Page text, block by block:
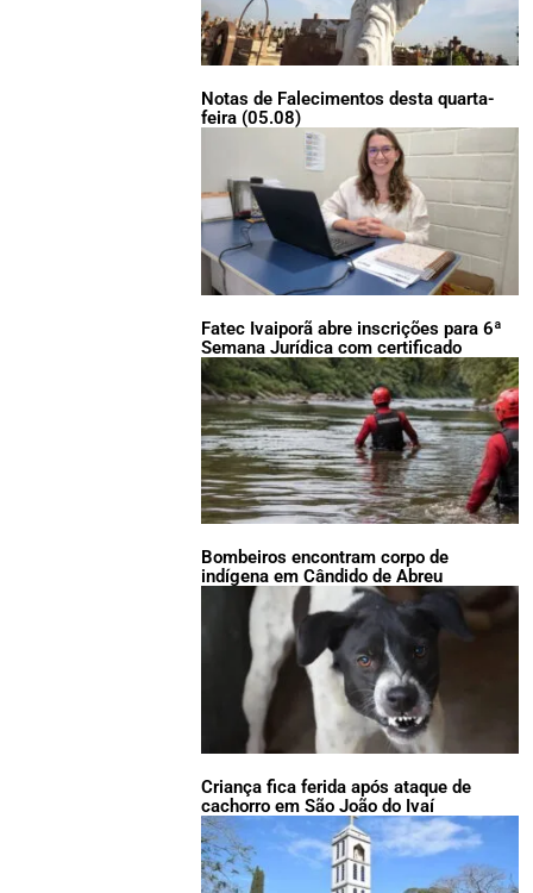
Notas de Falecimentos desta quarta-
feira (05.08)
Fatec Ivaiporã abre inscrições para 6ª
Semana Jurídica com certificado
Bombeiros encontram corpo de
indígena em Cândido de Abreu
Criança fica ferida após ataque de
cachorro em São João do Ivaí